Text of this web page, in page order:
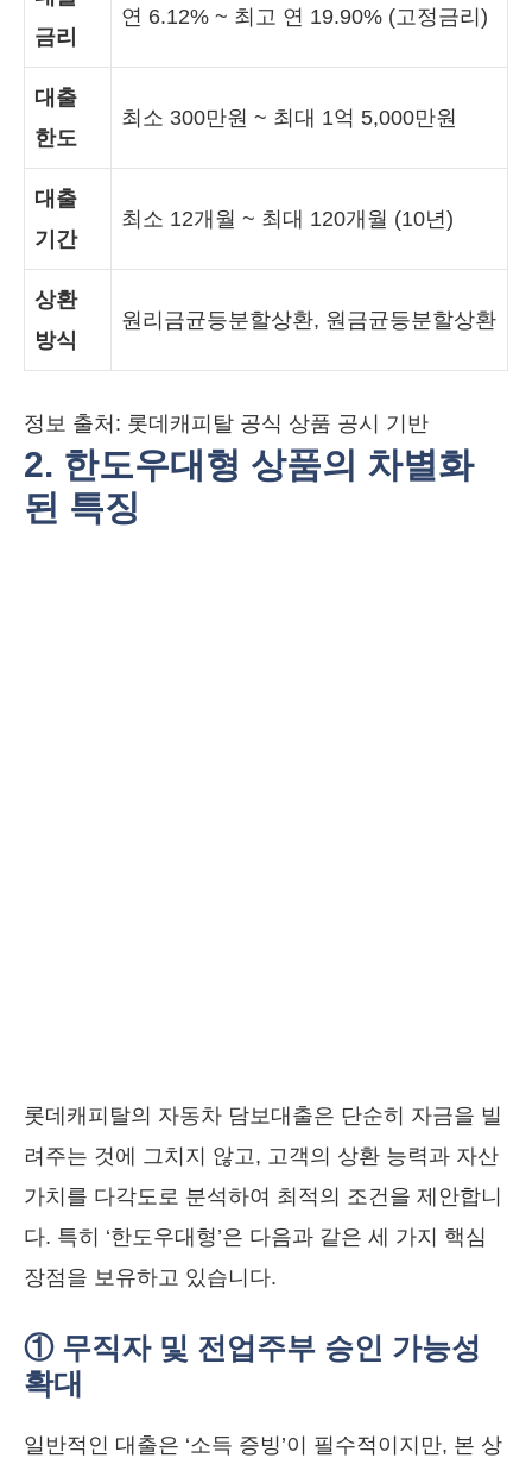
금리
연 6.12% ~ 최고 연 19.90% (고정금리)
대출
한도
최소 300만원 ~ 최대 1억 5,000만원
대출
기간
최소 12개월 ~ 최대 120개월 (10년)
상환
방식
원리금균등분할상환, 원금균등분할상환
정보 출처: 롯데캐피탈 공식 상품 공시 기반
2. 한도우대형 상품의 차별화
된 특징
롯데캐피탈의 자동차 담보대출은 단순히 자금을 빌
려주는 것에 그치지 않고, 고객의 상환 능력과 자산
가치를 다각도로 분석하여 최적의 조건을 제안합니
다. 특히 ‘한도우대형’은 다음과 같은 세 가지 핵심
장점을 보유하고 있습니다.
① 무직자 및 전업주부 승인 가능성
확대
일반적인 대출은 ‘소득 증빙’이 필수적이지만, 본 상